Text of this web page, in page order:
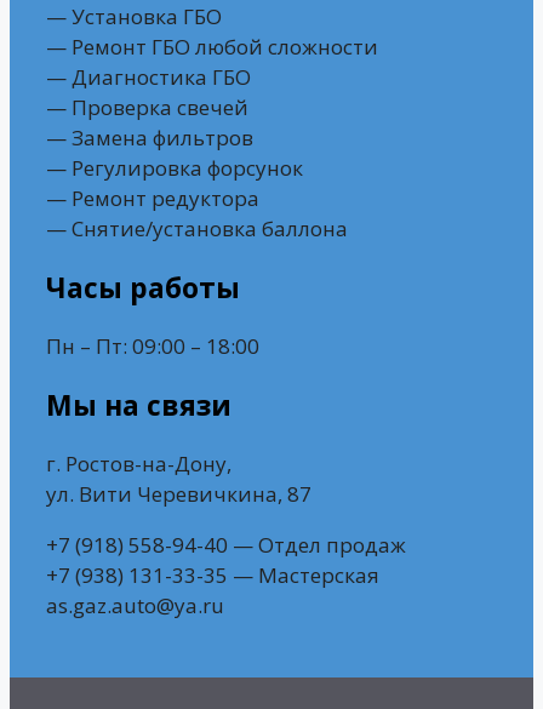
— Установка ГБО
— Ремонт ГБО любой сложности
— Диагностика ГБО
— Проверка свечей
— Замена фильтров
— Регулировка форсунок
— Ремонт редуктора
— Снятие/установка баллона
Часы работы
Пн – Пт: 09:00 – 18:00
Мы на связи
г. Ростов-на-Дону,
ул. Вити Черевичкина, 87
+7 (918) 558-94-40 — Отдел продаж
+7 (938) 131-33-35 — Мастерская
as.gaz.auto@ya.ru